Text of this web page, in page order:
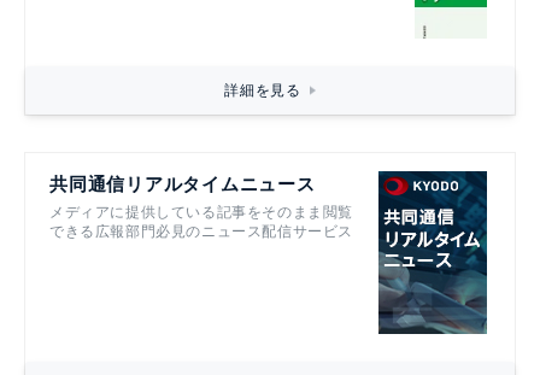
詳細を見る
共同通信リアルタイムニュース
メディアに提供している記事をそのまま閲覧
できる広報部門必見のニュース配信サービス